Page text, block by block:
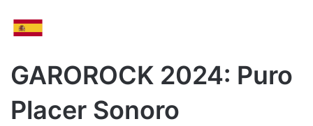
GAROROCK 2024: Puro
Placer Sonoro